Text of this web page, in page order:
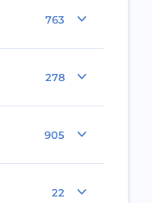
763
278
905
22